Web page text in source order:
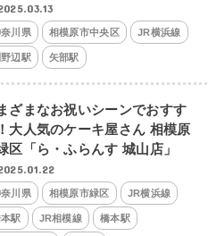
川県 相模原市中央区 JR横浜線
辺駅 矢部駅
ざまなお祝いシーンでおすす
大人気のケーキ屋さん 相模原
区「ら・ふらんす 城山店」
川県 相模原市緑区 JR横浜線
駅 JR相模線 橋本駅